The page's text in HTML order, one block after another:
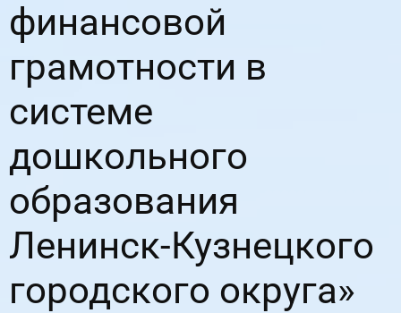
финансовой
грамотности в
системе
дошкольного
образования
Ленинск-Кузнецкого
городского округа»